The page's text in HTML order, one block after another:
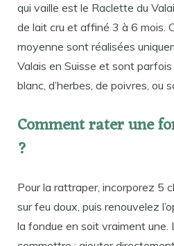
qui vaille est le Raclette du
de lait cru et affiné 3 à 6 mois.
moyenne sont réalisées
Valais en Suisse et sont
blanc, d’herbes, de poivres, ou
Comment rater une
?
Pour la rattraper, incorporez 5
sur feu doux, puis renouvelez
la fondue en soit vraiment une.